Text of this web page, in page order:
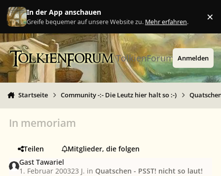
Zu Inhalt springen
In der App anschauen
Greife bequemer auf unsere Website zu. Mehr erfahren. ×
TolkienForum Anmelden
Startseite Community -:- Die Leutz hier halt so :-)
In memoriam
Teilen
Mitglieder, die folgen
Gast Tawariel
1. Februar 200323 J. in Quatschen - PSST! nicht so laut!